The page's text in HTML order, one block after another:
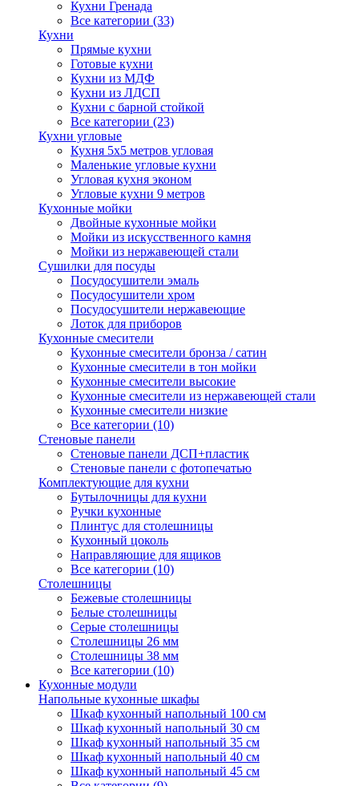
Кухни Гренада
Все категории (33)
Кухни
Прямые кухни
Готовые кухни
Кухни из МДФ
Кухни из ЛДСП
Кухни с барной стойкой
Все категории (23)
Кухни угловые
Кухня 5х5 метров угловая
Маленькие угловые кухни
Угловая кухня эконом
Угловые кухни 9 метров
Кухонные мойки
Двойные кухонные мойки
Мойки из искусственного камня
Мойки из нержавеющей стали
Сушилки для посуды
Посудосушители эмаль
Посудосушители хром
Посудосушители нержавеющие
Лоток для приборов
Кухонные смесители
Кухонные смесители бронза / сатин
Кухонные смесители в тон мойки
Кухонные смесители высокие
Кухонные смесители из нержавеющей стали
Кухонные смесители низкие
Все категории (10)
Стеновые панели
Стеновые панели ДСП+пластик
Стеновые панели с фотопечатью
Комплектующие для кухни
Бутылочницы для кухни
Ручки кухонные
Плинтус для столешницы
Кухонный цоколь
Направляющие для ящиков
Все категории (10)
Столешницы
Бежевые столешницы
Белые столешницы
Серые столешницы
Столешницы 26 мм
Столешницы 38 мм
Все категории (10)
Кухонные модули
Напольные кухонные шкафы
Шкаф кухонный напольный 100 см
Шкаф кухонный напольный 30 см
Шкаф кухонный напольный 35 см
Шкаф кухонный напольный 40 см
Шкаф кухонный напольный 45 см